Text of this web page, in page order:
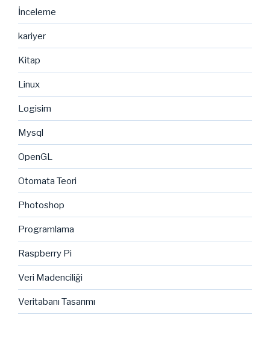
İnceleme
kariyer
Kitap
Linux
Logisim
Mysql
OpenGL
Otomata Teori
Photoshop
Programlama
Raspberry Pi
Veri Madenciliği
Veritabanı Tasarımı